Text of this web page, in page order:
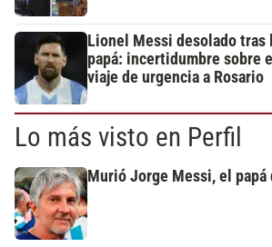
Lionel Messi desolado tras
papá: incertidumbre sobre
viaje de urgencia a Rosario
Lo más visto en Perfil
Murió Jorge Messi, el